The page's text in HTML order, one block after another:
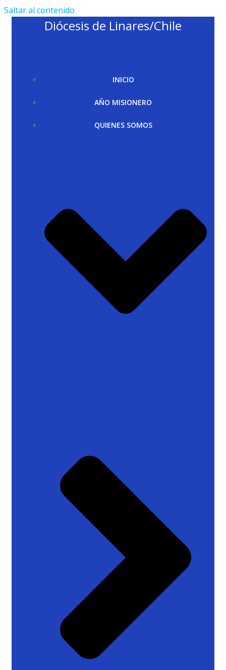
Saltar al contenido
Diócesis de Linares/Chile
INICIO
AÑO MISIONERO
QUIENES SOMOS